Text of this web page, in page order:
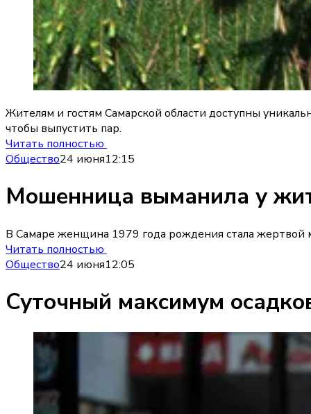
Жителям и гостям Самарской области доступны
чтобы выпустить пар.
Читать полностью
Общество24 июня12:15
Мошенница выманила у
В Самаре женщина 1979 года рождения стала жертвой
Читать полностью
Общество24 июня12:05
Суточный максимум